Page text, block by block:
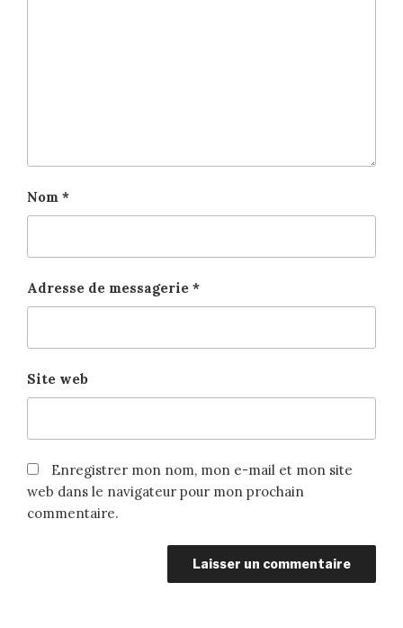
Nom *
Adresse de messagerie *
Site web
Enregistrer mon nom, mon e-mail et mon site
web dans le navigateur pour mon prochain
commentaire.